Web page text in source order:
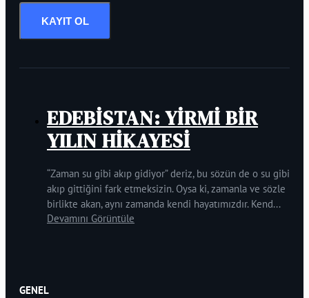
KAYIT OL
EDEBİSTAN: YİRMİ BİR
YILIN HİKAYESİ
“Zaman su gibi akıp gidiyor” deriz, bu sözün de o su gibi
akıp gittiğini fark etmeksizin. Oysa ki, zamanla ve sözle
birlikte akan, aynı zamanda kendi hayatımızdır. Kend...
Devamını Görüntüle
GENEL